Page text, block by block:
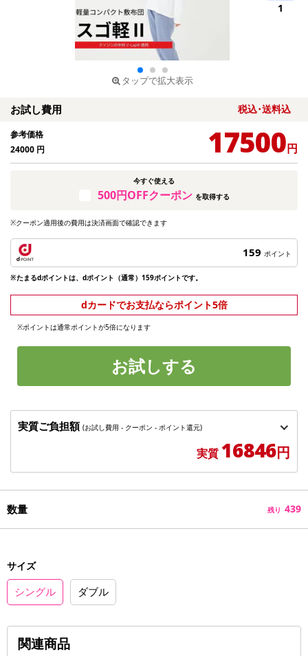
タップで拡大表示
1
お試し費用 税込･送料込
参考価格
24000 円 17500円
今すぐ使える
500円OFFクーポン を取得する
※クーポン適用後の費用は決済画面で確認できます
159 ポイント
※たまるdポイントは、dポイント（通常）159ポイントです。
dカードでお支払ならポイント5倍
※ポイントは通常ポイントが5倍になります
お試しする
実質ご負担額 (お試し費用 - クーポン - ポイント還元)
実質 16846円
数量 残り 439
サイズ
シングル ダブル
関連商品